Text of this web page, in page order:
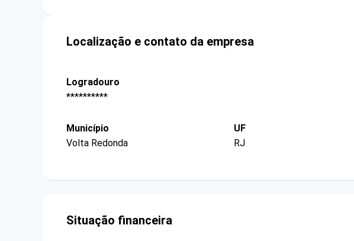
Localização e contato da empresa
Logradouro
**********
Município
Volta Redonda
UF
RJ
Situação financeira